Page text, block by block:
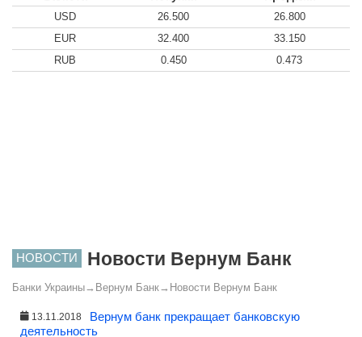
USD 26.500
26.800
EUR
32.400
33.150
RUB
0.450 0.473
НОВОСТИ Новости Вернум Банк
Банки Украины→ Вернум Банк→ Новости Вернум Банк
13.11.2018
Вернум банк прекращает банковскую
деятельность